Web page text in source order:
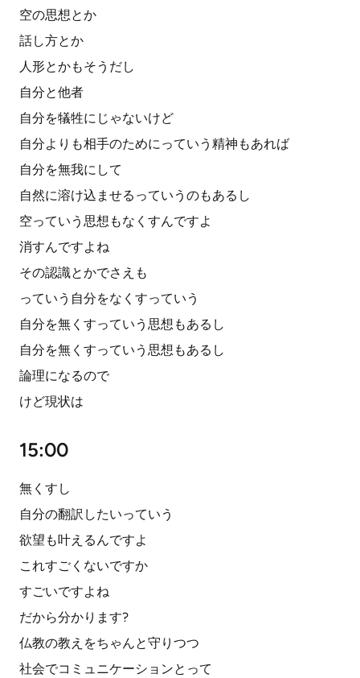
空の思想とか
話し方とか
人形とかもそうだし
自分と他者
自分を犠牲にじゃないけど
自分よりも相手のためにっていう精神もあれば
自分を無我にして
自然に溶け込ませるっていうのもあるし
空っていう思想もなくすんですよ
消すんですよね
その認識とかでさえも
っていう自分をなくすっていう
自分を無くすっていう思想もあるし
自分を無くすっていう思想もあるし
論理になるので
けど現状は
15:00
無くすし
自分の翻訳したいっていう
欲望も叶えるんですよ
これすごくないですか
すごいですよね
だから分かります?
仏教の教えをちゃんと守りつつ
社会でコミュニケーションとって